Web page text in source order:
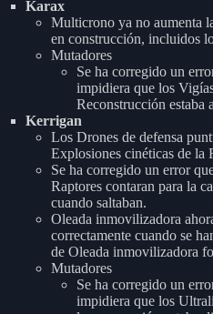
Karax
Multicrono ya no aumenta
en construcción, incluidos
Mutadores
Se ha corregido un
impidiera que los
Reconstrucción estaba
Kerrigan
Los Drones de defensa
Explosiones cinéticas de la
Se ha corregido un error
Raptores contaran para la
cuando saltaban.
Oleada inmovilizadora
correctamente cuando se
de Oleada inmovilizadora
Mutadores
Se ha corregido un
impidiera que los